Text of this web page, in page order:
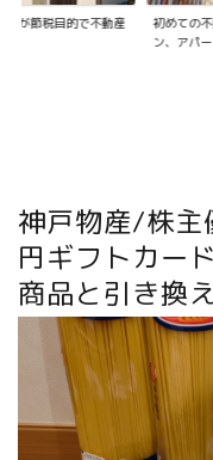
日記 中古マンショ
赤字覚悟／
の方法／
神戸物産/株
円ギフトカー
商品と引き換